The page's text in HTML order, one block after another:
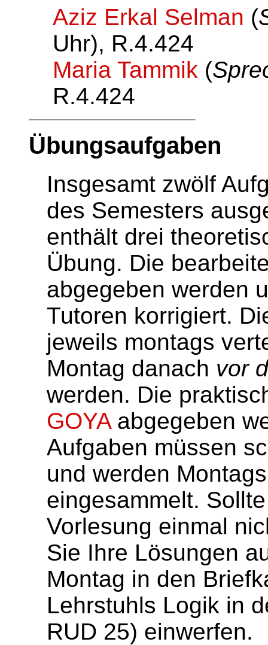
Aziz Erkal Selman (
Uhr), R.4.424
Maria Tammik (
R.4.424
Übungsaufgaben
Insgesamt zwölf
des Semesters
enthält drei
Übung. Die
abgegeben werden
Tutoren korrigiert.
jeweils montags
Montag danach vor
werden. Die
GOYAabgegeben
Aufgaben müssen
und werden
eingesammelt.
Vorlesung einmal
Sie Ihre Lösungen
Montag in den
Lehrstuhls Logik in
RUD 25) einwerfen.